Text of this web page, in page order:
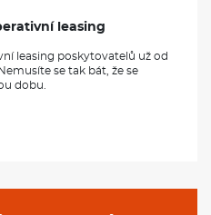
leasing
leasing poskytovatelů už od
se tak bát, že se
dobu.